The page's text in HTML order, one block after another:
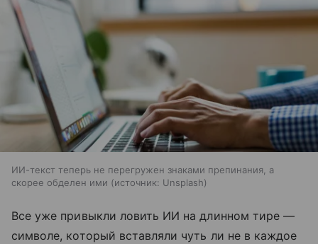
ИИ-текст теперь не перегружен знаками препинания, а
скорее обделен ими
источник: Unsplash
Все уже привыкли ловить ИИ на длинном тире —
символе, который вставляли чуть ли не в каждое